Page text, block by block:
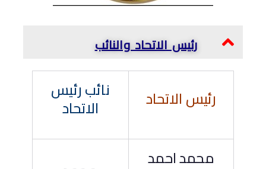
رئيس الاتحاد والنائب
رئيس الاتحاد نائب رئيس
الاتحاد
محمد احمد